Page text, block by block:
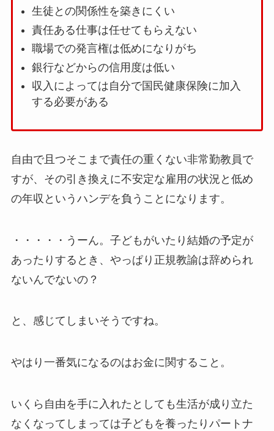
生徒との関係性を築きにくい
責任ある仕事は任せてもらえない
職場での発言権は低めになりがち
銀行などからの信用度は低い
収入によっては自分で国民健康保険に加入
する必要がある
自由で且つそこまで責任の重くない非常勤教員で
すが、その引き換えに不安定な雇用の状況と低め
の年収というハンデを負うことになります。
・・・・・うーん。子どもがいたり結婚の予定が
あったりするとき、やっぱり正規教諭は辞められ
ないんでないの？
と、感じてしまいそうですね。
やはり一番気になるのはお金に関すること。
いくら自由を手に入れたとしても生活が成り立た
なくなってしまっては子どもを養ったりパートナ